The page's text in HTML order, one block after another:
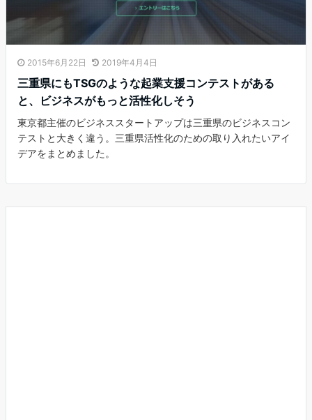
2015年6月22日 2019年4月4日
三重県にもTSGのような起業支援コンテストがある
と、ビジネスがもっと活性化しそう
東京都主催のビジネススタートアップは三重県のビジネスコン
テストと大きく違う。三重県活性化のための取り入れたいアイ
デアをまとめました。